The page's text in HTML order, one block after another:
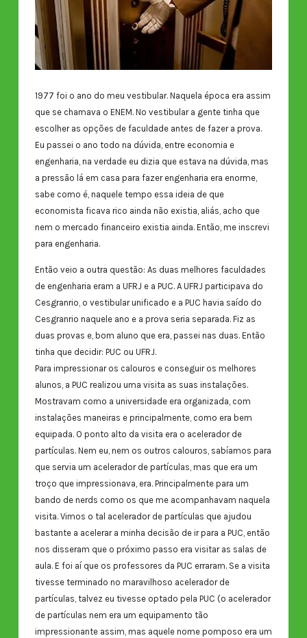
1977 foi o ano do meu vestibular. Naquela época era assim
que se chamava o ENEM. No vestibular a gente tinha que
escolher as opções de faculdade antes de fazer a prova.
Eu passei o ano todo na dúvida, entre economia e
engenharia, na verdade eu dizia que estava na dúvida, mas
a pressão lá em casa para fazer engenharia era enorme,
sabe como é, naquele tempo essa ideia de que
economista ficava rico ainda não existia, aliás, acho que
nem o mercado financeiro existia ainda. Então, me inscrevi
para engenharia.
Então veio a outra questão: As duas melhores faculdades
de engenharia eram a UFRJ e a PUC. A UFRJ participava do
Cesgranrio, o vestibular unificado e a PUC havia saído do
Cesgranrio naquele ano e a prova seria separada. Fiz as
duas provas e, bom aluno que era, passei nas duas. Então
tinha que decidir: PUC ou UFRJ.
Para impressionar os calouros e conseguir os melhores
alunos, a PUC realizou uma visita as suas instalações.
Mostravam como a universidade era organizada, com
instalações maneiras e principalmente, como era bem
equipada. O ponto alto da visita era o acelerador de
partículas. Nem eu, nem os outros calouros, sabíamos para
que servia um acelerador de partículas, mas que era um
troço que impressionava, era. Principalmente para um
bando de nerds como os que me acompanhavam naquela
visita. Vimos o tal acelerador de partículas que ajudou
bastante a acelerar a minha decisão de ir para a PUC, então
nos disseram que o próximo passo era visitar as salas de
aula. E foi aí que os professores da PUC erraram. Se a visita
tivesse terminado no maravilhoso acelerador de
partículas, talvez eu tivesse optado pela PUC (o acelerador
de partículas nem era um equipamento tão
impressionante assim, mas aquele nome pomposo era um